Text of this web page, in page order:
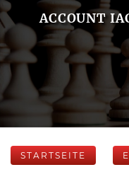
ACCOUNT
STARTSEITE